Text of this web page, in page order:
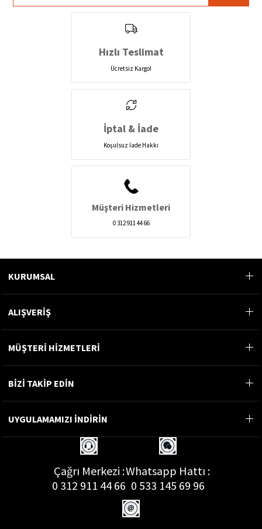
Hızlı Teslimat
Ücretsiz Kargo!
İptal & İade
Koşulsuz İade Hakkı
Müşteri Hizmetleri
0 312 911 44 66
KURUMSAL
ALIŞVERİŞ
MÜŞTERİ HİZMETLERİ
BİZİ TAKİP EDİN
UYGULAMAMIZI İNDİRİN
Çağrı Merkezi :
0 312 911 44 66
Whatsapp Hattı :
0 533 145 69 96